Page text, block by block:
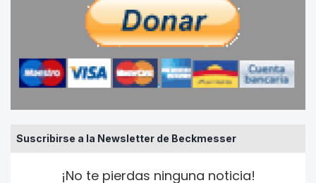
Suscribirse a la Newsletter de Beckmesser
¡No te pierdas ninguna noticia!